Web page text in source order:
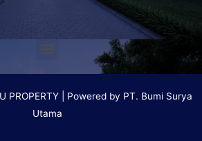
PROPERTY | Powered by PT. Bumi Surya
Utama